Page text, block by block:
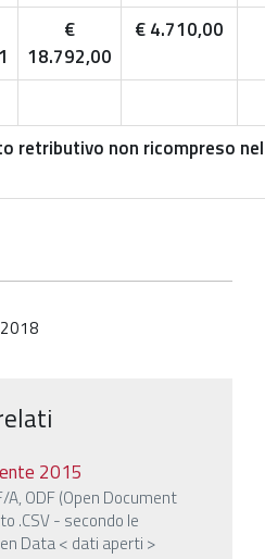
€
18.792,00
€ 4.710,00
retributivo non ricompreso
2015
ODF (Open Document
.CSV - secondo le
Data < dati aperti >